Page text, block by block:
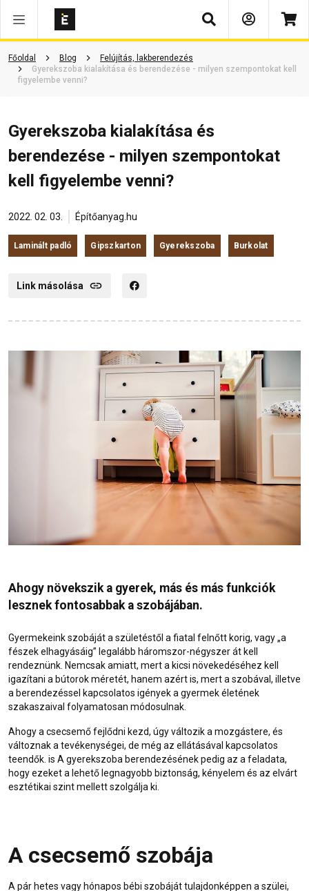
Keresés
Főoldal Blog
Felújítás, lakberendezés
Gyerekszoba kialakítása és berendezése - milyen szempontokat kell
figyelembe venni?
Gyerekszoba kialakítása és
berendezése - milyen szempontokat
kell figyelembe venni?
2022. 02. 03. Építőanyag.hu
Laminált padló Gipszkarton Gyerekszoba Burkolat
Link másolása
Ahogy növekszik a gyerek, más és más funkciók
lesznek fontosabbak a szobájában.
Gyermekeink szobáját a születéstől a fiatal felnőtt korig, vagy „a
fészek elhagyásáig” legalább háromszor-négyszer át kell
rendeznünk. Nemcsak amiatt, mert a kicsi növekedéséhez kell
igazítani a bútorok méretét, hanem azért is, mert a szobával, illetve
a berendezéssel kapcsolatos igények a gyermek életének
szakaszaival folyamatosan módosulnak.
Ahogy a csecsemő fejlődni kezd, úgy változik a mozgástere, és
változnak a tevékenységei, de még az ellátásával kapcsolatos
teendők. is A gyerekszoba berendezésének pedig az a feladata,
hogy ezeket a lehető legnagyobb biztonság, kényelem és az elvárt
esztétikai szint mellett szolgálja ki.
A csecsemő szobája
A pár hetes vagy hónapos bébi szobáját tulajdonképpen a szülei,